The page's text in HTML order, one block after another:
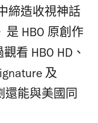
締造收視神話
HBO 原創作
看 HBO HD、
及
還能與美國同